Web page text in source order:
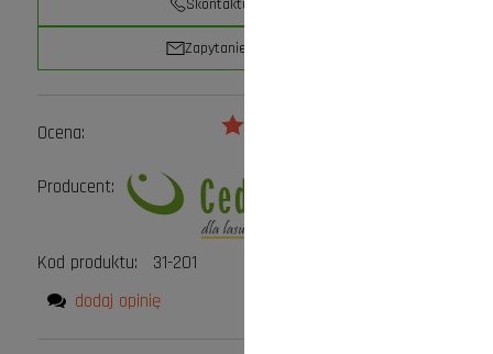
Skontaktuj się z nami
Zapytanie przez e-mail
Ocena:
Producent:
Kod produktu:
31-201
dodaj opinię